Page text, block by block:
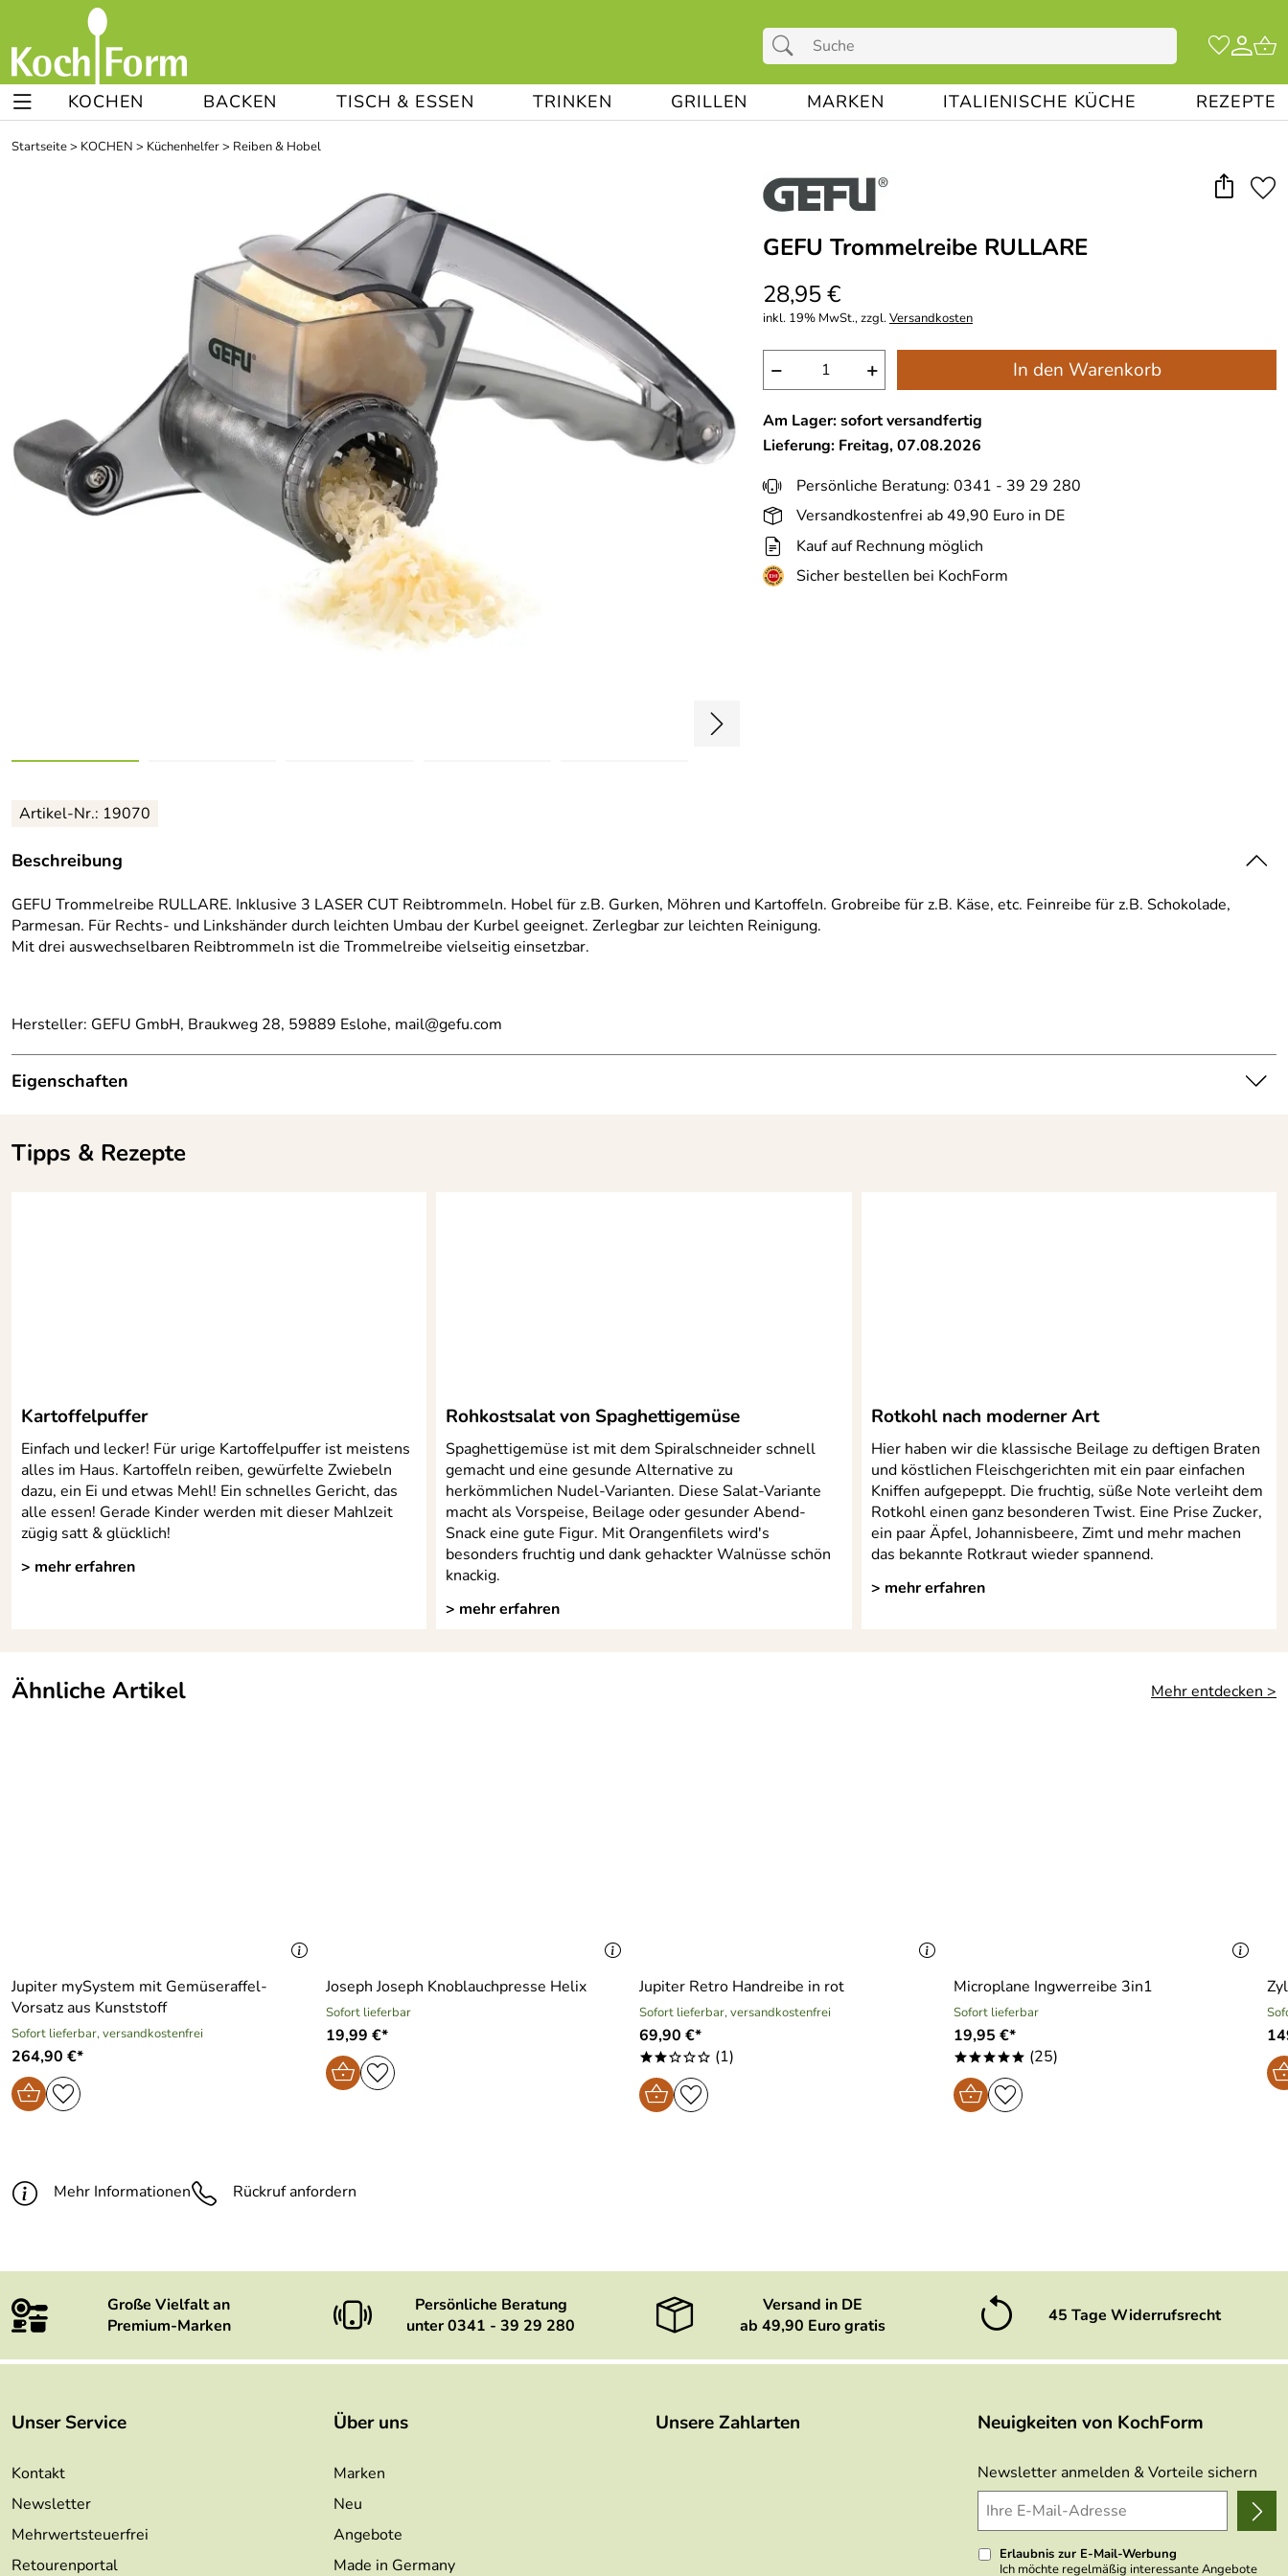
KOCHEN BACKEN TISCH & ESSEN TRINKEN GRILLEN MARKEN ITALIENISCHE KÜCHE REZEPTE
Startseite> KOCHEN > Küchenhelfer> Reiben & Hobel
GEFU Trommelreibe RULLARE
28,95 €
inkl. 19% MwSt., zzgl.Versandkosten
− + In den Warenkorb
Am Lager: sofort versandfertig
Lieferung: Freitag, 07.08.2026
Persönliche Beratung: 0341 - 39 29 280
Versandkostenfrei ab 49,90 Euro in DE
Kauf auf Rechnung möglich
Sicher bestellen bei KochForm
Artikel-Nr.: 19070
Beschreibung
GEFU Trommelreibe RULLARE. Inklusive 3 LASER CUT Reibtrommeln. Hobel für z.B. Gurken, Möhren und Kartoffeln. Grobreibe für z.B. Käse, etc. Feinreibe für z.B. Schokolade,
Parmesan. Für Rechts- und Linkshänder durch leichten Umbau der Kurbel geeignet. Zerlegbar zur leichten Reinigung.
Mit drei auswechselbaren Reibtrommeln ist die Trommelreibe vielseitig einsetzbar.
Hersteller: GEFU GmbH, Braukweg 28, 59889 Eslohe, mail@gefu.com
Eigenschaften
Breite:
Tipps & Rezepte
Kartoffelpuffer
Einfach und lecker! Für urige Kartoffelpuffer ist meistens
alles im Haus. Kartoffeln reiben, gewürfelte Zwiebeln
dazu, ein Ei und etwas Mehl! Ein schnelles Gericht, das
alle essen! Gerade Kinder werden mit dieser Mahlzeit
zügig satt & glücklich!
> mehr erfahren
Rohkostsalat von Spaghettigemüse
Spaghettigemüse ist mit dem Spiralschneider schnell
gemacht und eine gesunde Alternative zu
herkömmlichen Nudel-Varianten. Diese Salat-Variante
macht als Vorspeise, Beilage oder gesunder Abend-
Snack eine gute Figur. Mit Orangenfilets wird's
besonders fruchtig und dank gehackter Walnüsse schön
knackig.
> mehr erfahren
Rotkohl nach moderner Art
Hier haben wir die klassische Beilage zu deftigen Braten
und köstlichen Fleischgerichten mit ein paar einfachen
Kniffen aufgepeppt. Die fruchtig, süße Note verleiht dem
Rotkohl einen ganz besonderen Twist. Eine Prise Zucker,
ein paar Äpfel, Johannisbeere, Zimt und mehr machen
das bekannte Rotkraut wieder spannend.
> mehr erfahren
Ähnliche Artikel Mehr entdecken >
Jupiter mySystem mit Gemüseraffel-
Vorsatz aus Kunststoff
Sofort lieferbar, versandkostenfrei
264,90 €*
Joseph Joseph Knoblauchpresse Helix
Sofort lieferbar
19,99 €*
Jupiter Retro Handreibe in rot
Sofort lieferbar, versandkostenfrei
69,90 €*
**ooo (1)
Microplane Ingwerreibe 3in1
Sofort lieferbar
19,95 €*
***** (25)
Mehr Informationen Rückruf anfordern
Große Vielfalt an
Premium-Marken
Persönliche Beratung
unter 0341 - 39 29 280
Versand in DE
ab 49,90 Euro gratis
45 Tage Widerrufsrecht
Unser Service
Kontakt
Newsletter
Mehrwertsteuerfrei
Retourenportal
Über uns
Marken
Neu
Angebote
Made in Germany
Unsere Zahlarten Neuigkeiten von KochForm
Newsletter anmelden & Vorteile sichern
Erlaubnis zur E-Mail-Werbung
Ich möchte regelmäßig interessante Angebote